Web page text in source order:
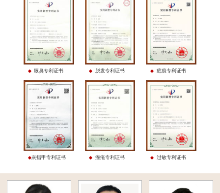
腋臭专利证书 脱发专利证书 疤痕专利证书
灰指甲专利证书 痤疮专利证书 过敏专利证书